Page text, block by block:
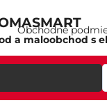
a maloobchod s
Obchodné